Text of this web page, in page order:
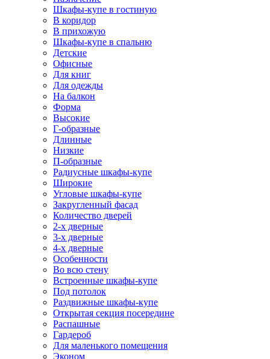
Шкафы-купе в гостиную
В коридор
В прихожую
Шкафы-купе в спальню
Детские
Офисные
Для книг
Для одежды
На балкон
Форма
Высокие
Г-образные
Длинные
Низкие
П-образные
Радиусные шкафы-купе
Широкие
Угловые шкафы-купе
Закругленный фасад
Количество дверей
2-х дверные
3-х дверные
4-х дверные
Особенности
Во всю стену
Встроенные шкафы-купе
Под потолок
Раздвижные шкафы-купе
Открытая секция посередине
Распашные
Гардероб
Для маленького помещения
Эконом